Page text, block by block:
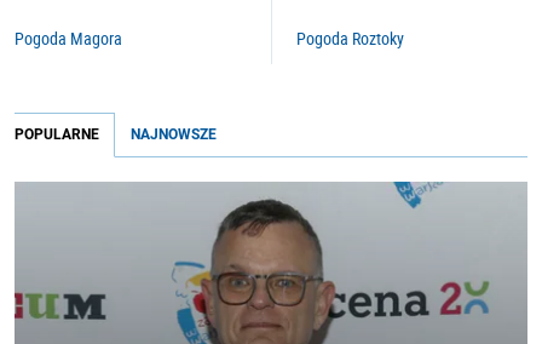
Pogoda Magora Pogoda Roztoky
POPULARNE NAJNOWSZE